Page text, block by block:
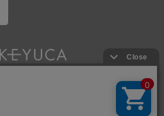
が提供するアプリ等でサービスを利
会員登録（以下「仮登録」といいま
、第9条のポイント付与を受けるこ
トの利用は行えず、第3条1項の通り
ポイント利用が行えるようになりま
Co., Ltd. All Rights Reserved.